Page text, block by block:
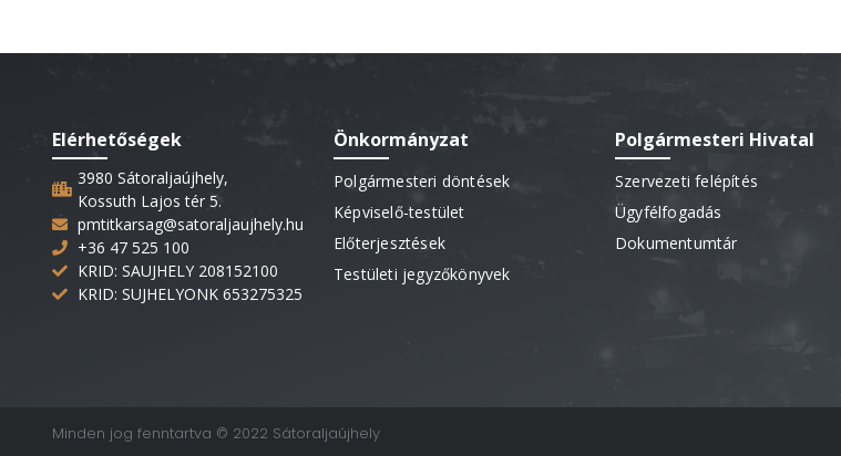
Elérhetőségek
3980 Sátoraljaújhely,
Kossuth Lajos tér 5.
pmtitkarsag@satoraljaujhely.hu
+36 47 525 100
KRID: SAUJHELY 208152100
KRID: SUJHELYONK 653275325
Önkormányzat
Polgármesteri döntések
Képviselő-testület
Előterjesztések
Testületi jegyzőkönyvek
Polgármesteri Hivatal
Szervezeti felépítés
Ügyfélfogadás
Dokumentumtár
Minden jog fenntartva © 2022 Sátoraljaújhely